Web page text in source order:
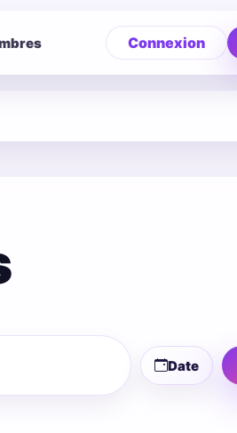
Connexion
Date